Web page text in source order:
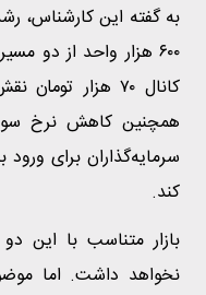
۶۰۰ هزار واحد از دو
کانال ۷۰ هزار
سرمایه‌گذاران برای ورود
کند.
بازار متناسب با این
نخواهد داشت. اما